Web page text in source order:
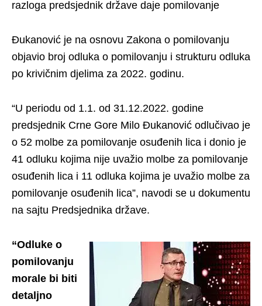
razloga predsjednik države daje pomilovanje
Đukanović je na osnovu Zakona o pomilovanju
objavio broj odluka o pomilovanju i strukturu odluka
po krivičnim djelima za 2022. godinu.
“U periodu od 1.1. od 31.12.2022. godine
predsjednik Crne Gore Milo Đukanović odlučivao je
o 52 molbe za pomilovanje osuđenih lica i donio je
41 odluku kojima nije uvažio molbe za pomilovanje
osuđenih lica i 11 odluka kojima je uvažio molbe za
pomilovanje osuđenih lica”, navodi se u dokumentu
na sajtu Predsjednika države.
“Odluke o
pomilovanju
morale bi biti
detaljno